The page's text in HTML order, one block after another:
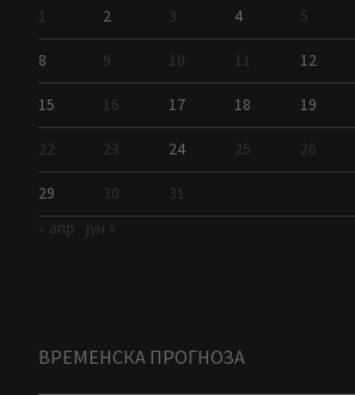
1 2 3 4 5
8 9 10 11 12
15 16 17 18 19
22 23 24 25 26
29 30
31
« апр
јун »
ВРЕМЕНСКА ПРОГНОЗА